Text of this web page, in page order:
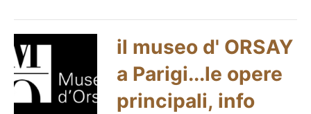
il museo d' ORSAY
a Parigi...le opere
principali, info